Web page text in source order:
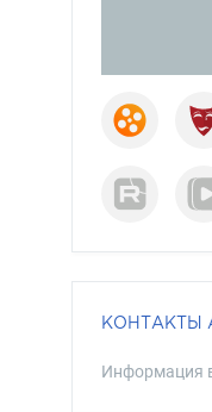
КОНТАКТЫ
Информация